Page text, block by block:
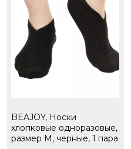
BEAJOY, Носки
хлопковые одноразовые,
размер M, черные, 1 пара